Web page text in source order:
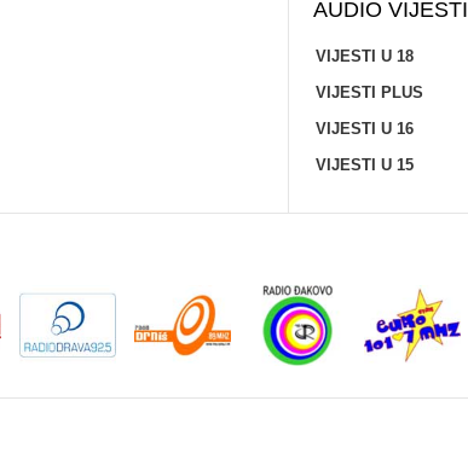
AUDIO VIJESTI
VIJESTI U 18
VIJESTI PLUS
VIJESTI U 16
VIJESTI U 15